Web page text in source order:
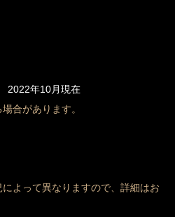
年10月現在
合があります。
よって異なりますので、詳細はお